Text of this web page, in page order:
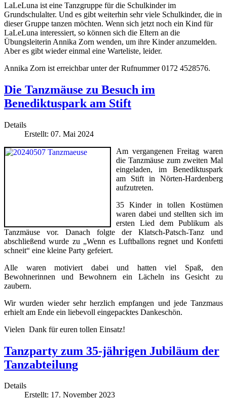
LaLeLuna ist eine Tanzgruppe für die Schulkinder im
Grundschulalter. Und es gibt weiterhin sehr viele Schulkinder, die in
dieser Gruppe tanzen möchten. Wenn sich jetzt noch ein Kind für
LaLeLuna interessiert, so können sich die Eltern an die
Übungsleiterin Annika Zorn wenden, um ihre Kinder anzumelden.
Aber es gibt wieder einmal eine Warteliste, leider.
Annika Zorn ist erreichbar unter der Rufnummer 0172 4528576.
Die Tanzmäuse zu Besuch im
Benediktuspark am Stift
Details
Erstellt: 07. Mai 2024
Am vergangenen Freitag waren
die Tanzmäuse zum zweiten Mal
eingeladen, im Benediktuspark
am Stift in Nörten-Hardenberg
aufzutreten.
35 Kinder in tollen Kostümen
waren dabei und stellten sich im
ersten Lied dem Publikum als
Tanzmäuse vor. Danach folgte der Klatsch-Patsch-Tanz und
abschließend wurde zu „Wenn es Luftballons regnet und Konfetti
schneit“ eine kleine Party gefeiert.
Alle waren motiviert dabei und hatten viel Spaß, den
Bewohnerinnen und Bewohnern ein Lächeln ins Gesicht zu
zaubern.
Wir wurden wieder sehr herzlich empfangen und jede Tanzmaus
erhielt am Ende ein liebevoll eingepacktes Dankeschön.
Vielen Dank für euren tollen Einsatz!
Tanzparty zum 35-jährigen Jubiläum der
Tanzabteilung
Details
Erstellt: 17. November 2023